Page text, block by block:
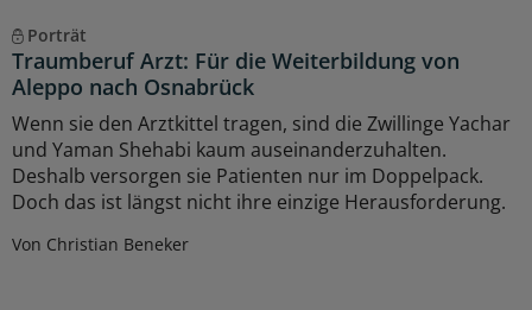
Porträt
Traumberuf Arzt: Für die Weiterbildung von
Aleppo nach Osnabrück
Wenn sie den Arztkittel tragen, sind die Zwillinge Yachar
und Yaman Shehabi kaum auseinanderzuhalten.
Deshalb versorgen sie Patienten nur im Doppelpack.
Doch das ist längst nicht ihre einzige Herausforderung.
Von Christian Beneker